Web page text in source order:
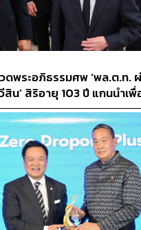
พระอภิธรรมศพ ‘พล.ต.ท.
สิน’ สิริอายุ 103 ปี แกนนำเ
มอาลัย